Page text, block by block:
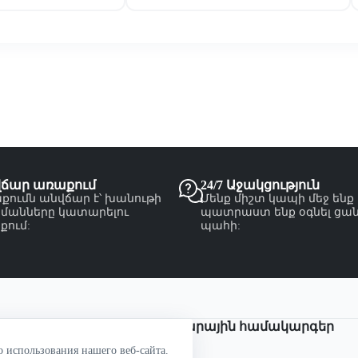
нашего веб-сайта.
առաքում
անվճար է՝ խանութի
կատարելու
24/7 Աջակցություն
Մենք միշտ կապի մեջ ենք
պատրաստ ենք օգնել
պահի:
Վճարային համակարգեր